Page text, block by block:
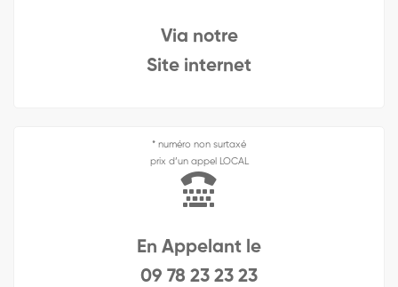
Via notre
Site internet
* numéro non surtaxé
prix d’un appel LOCAL
En Appelant le
09 78 23 23 23